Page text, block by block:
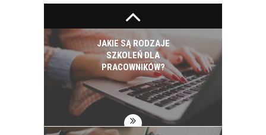
JAKIE SĄ RODZAJE
SZKOLEŃ DLA
PRACOWNIKÓW?